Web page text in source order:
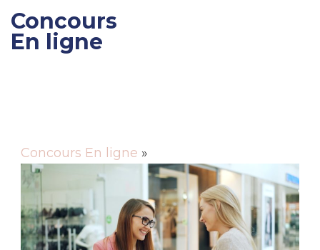
Concours
En ligne
Concours En ligne »